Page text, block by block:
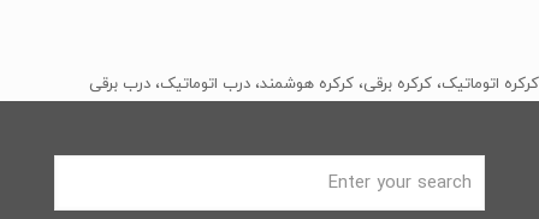
بود. است.
کرکره اتوماتیک، کرکره برقی، کرکره هوشمند، درب اتوماتیک، درب برقی